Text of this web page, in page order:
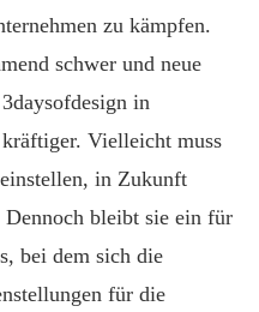
zu kämpfen.
schwer und neue
in
Vielleicht muss
in Zukunft
bleibt sie ein für
bei dem sich die
für die